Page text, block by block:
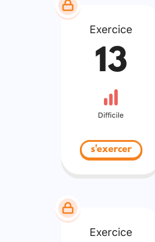
Exercice
13
Difficile
s'exercer
Exercice